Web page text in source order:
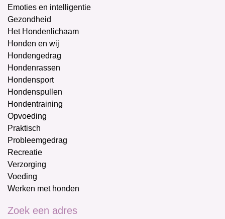
Emoties en intelligentie
Gezondheid
Het Hondenlichaam
Honden en wij
Hondengedrag
Hondenrassen
Hondensport
Hondenspullen
Hondentraining
Opvoeding
Praktisch
Probleemgedrag
Recreatie
Verzorging
Voeding
Werken met honden
Zoek een adres